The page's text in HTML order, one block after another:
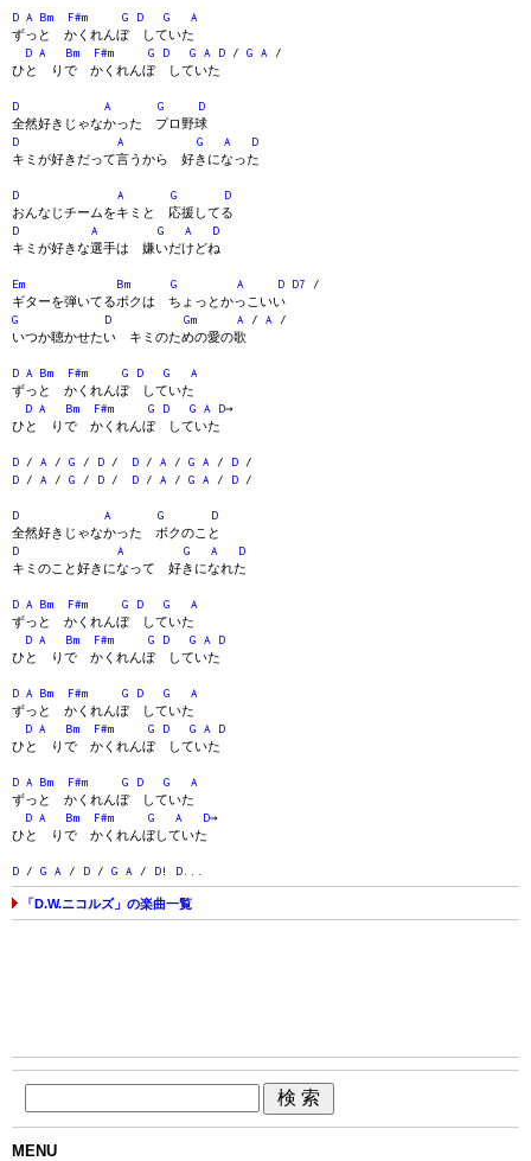
D A Bm F#m G D G
A
ずっと かくれんぼ していた
D A Bm F#m G D G A D / G A /
ひと りで かくれんぼ していた
D A G
D
全然好きじゃなかった プロ野球
D
A G A
D
キミが好きだって言うから 好きになった
D A G
D
おんなじチームをキミと 応援してる
D
A G A
D
キミが好きな選手は 嫌いだけどね
Em Bm G A D D7 /
ギターを弾いてるボクは ちょっとかっこいい
G
D Gm A / A /
いつか聴かせたい キミのための愛の歌
D A Bm F#m G D G
A
ずっと かくれんぼ していた
D A Bm F#m G D G A D→
ひと りで かくれんぼ していた
D / A / G / D / D / A / G A / D /
D / A / G / D / D / A / G A / D /
D A G
D
全然好きじゃなかった ボクのこと
D
A G A
D
キミのこと好きになって 好きになれた
D A Bm F#m G D G
A
ずっと かくれんぼ していた
D A Bm F#m G D G A
D
ひと りで かくれんぼ していた
D A Bm F#m G D G
A
ずっと かくれんぼ していた
D A Bm F#m G D G A
D
ひと りで かくれんぼ していた
D A Bm F#m G D G
A
ずっと かくれんぼ していた
D A Bm F#m G A D→
ひと りで かくれんぼしていた
D / G A / D / G A / D! D
「D.W.ニコルズ」の楽曲一覧
MENU